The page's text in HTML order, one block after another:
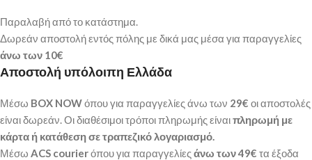
Παραλαβή από το κατάστημα.
Δωρεάν αποστολή εντός πόλης με δικά μας μέσα για παραγγελίες
άνω των 10€
Αποστολή υπόλοιπη Ελλάδα
Μέσω BOX NOWόπου για παραγγελίες άνω των 29€ οι αποστολές
είναι δωρεάν. Οι διαθέσιμοι τρόποι πληρωμής είναιπληρωμή με
κάρτα ή κατάθεση σε τραπεζικό λογαριασμό.
Μέσω ACS courierόπου για παραγγελίεςάνω των 49€ τα έξοδα